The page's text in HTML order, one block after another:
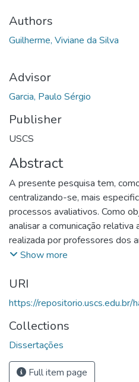
Authors
Guilherme, Viviane da Silva
Advisor
Garcia, Paulo Sérgio
Publisher
USCS
Abstract
A presente pesquisa tem,
centralizando-se, mais
processos avaliativos. Como
analisar a comunicação
realizada por professores dos
Fundamental para os alunos,
melhorar tais fluxos. Para
metodologia, elementos da
colaborativa, com base em
advieram dados coletados pelo
do Grande ABC. Participaram
de ensino fundamental, anos
teórico, ele se fundamentou
Show more
URI
https://
Collections
Dissertações
Full item page